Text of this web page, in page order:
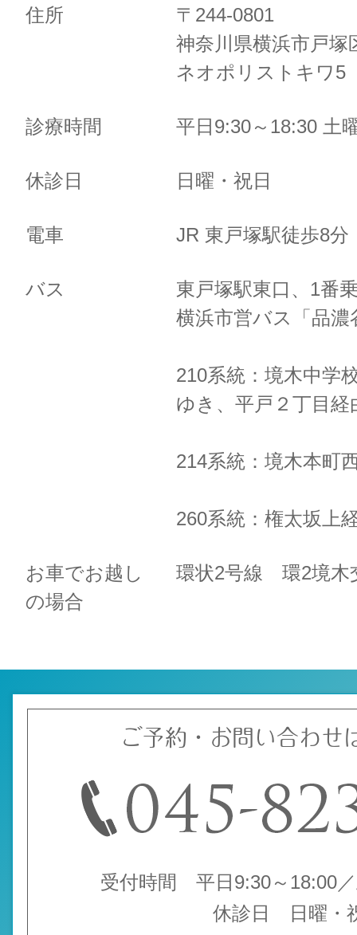
住所
〒244-0801
神奈川県横浜市戸塚
ネオポリストキワ
診療時間 平日9:30～18:30 土
休診日 日曜・祝日
電車 JR 東戸塚駅徒歩8
バス
東戸塚駅東口、1番
横浜市営バス「品
210系統：境木中学
ゆき、 平戸２丁目経
214系統：境木本町
260系統：権太坂上
お車でお越し
の場合
環状2号線 環2境木
ご予約・お問い合わせ
受付時間 平日9:30～18:00
休診日 日曜・